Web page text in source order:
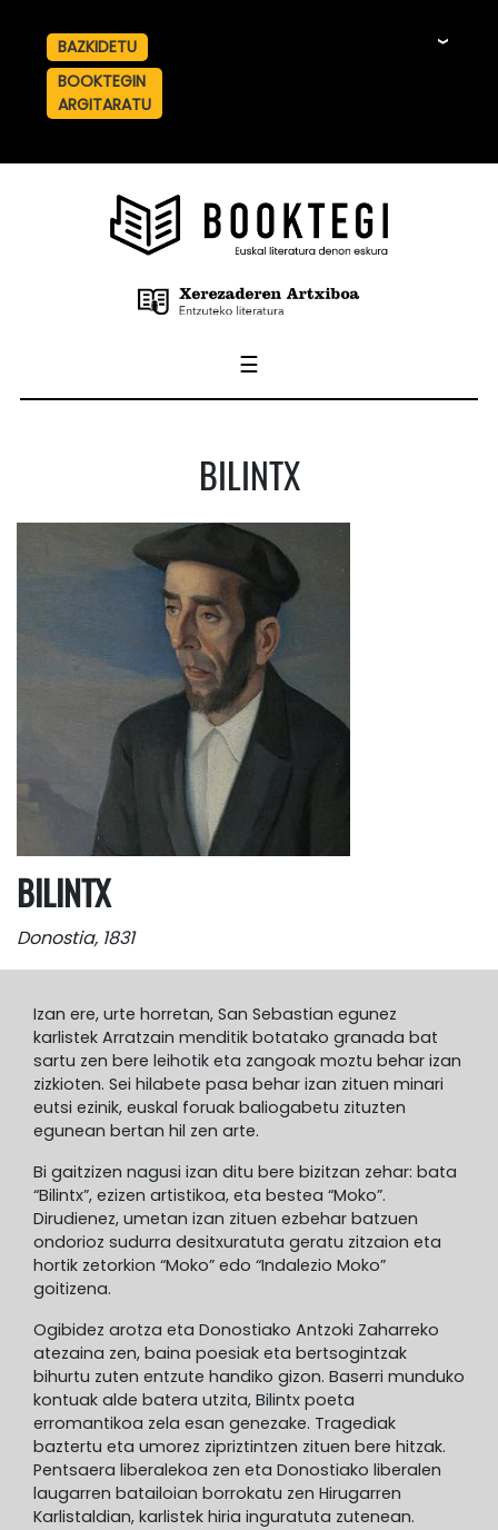
BAZKIDETU
BOOKTEGIN
ARGITARATU
☰
BILINTX
BILINTX
Donostia, 1831
Izan ere, urte horretan, San Sebastian egunez
karlistek Arratzain menditik botatako granada bat
sartu zen bere leihotik eta zangoak moztu behar izan
zizkioten. Sei hilabete pasa behar izan zituen minari
eutsi ezinik, euskal foruak baliogabetu zituzten
egunean bertan hil zen arte.
Bi gaitzizen nagusi izan ditu bere bizitzan zehar: bata
“Bilintx”, ezizen artistikoa, eta bestea “Moko”.
Dirudienez, umetan izan zituen ezbehar batzuen
ondorioz sudurra desitxuratuta geratu zitzaion eta
hortik zetorkion “Moko” edo “Indalezio Moko”
goitizena.
Ogibidez arotza eta Donostiako Antzoki Zaharreko
atezaina zen, baina poesiak eta bertsogintzak
bihurtu zuten entzute handiko gizon. Baserri munduko
kontuak alde batera utzita, Bilintx poeta
erromantikoa zela esan genezake. Tragediak
baztertu eta umorez zipriztintzen zituen bere hitzak.
Pentsaera liberalekoa zen eta Donostiako liberalen
laugarren batailoian borrokatu zen Hirugarren
Karlistaldian, karlistek hiria inguratuta zutenean.